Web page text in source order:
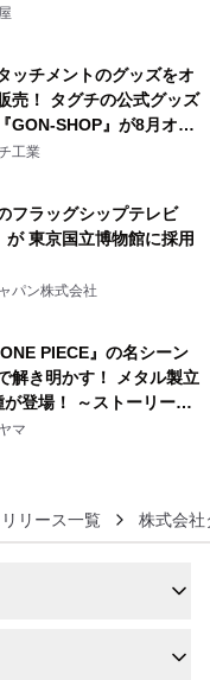
供
ッチメントのグッズをオ
売！ タグチの公式グッズ
GON-SHOP』が8月オー
工業
フラッグシップテレビ
が 東京国立博物館に採用
パン株式会社
PIECE』の名シーン
解き明かす！ メタル製立
登場！ ～ストーリーと
合した 大人の体験型パズ
)12時より先行予約受付
マ
リース一覧 株式会社